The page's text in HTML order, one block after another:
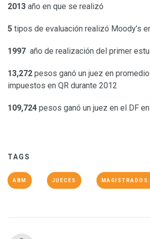
2013 año en que se realizó
5 tipos de evaluación realizó Moody’s
1997 año de realización del primer
13,272 pesos ganó un juez en
impuestos en QR durante 2012
109,724 pesos ganó un juez en el DF
TAGS
ABM JUECES MAGISTRADOS.